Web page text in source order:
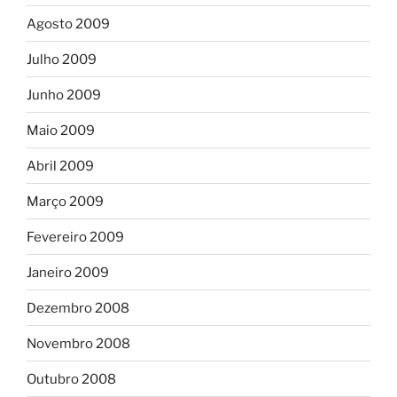
Agosto 2009
Julho 2009
Junho 2009
Maio 2009
Abril 2009
Março 2009
Fevereiro 2009
Janeiro 2009
Dezembro 2008
Novembro 2008
Outubro 2008